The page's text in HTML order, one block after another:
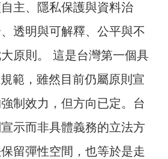
主、隱私保護與資料治
透明與可解釋、公平與不
原則。 這是台灣第一個具
範，雖然目前仍屬原則宣
制效力，但方向已定。台
示而非具體義務的立法方
留彈性空間，也等於是走